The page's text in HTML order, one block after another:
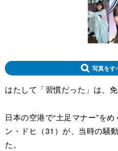
写真をす
はたして「習慣だった」は、
日本の空港で“土足マナー”を
ン・ドヒ（31）が、当時の騒
た。